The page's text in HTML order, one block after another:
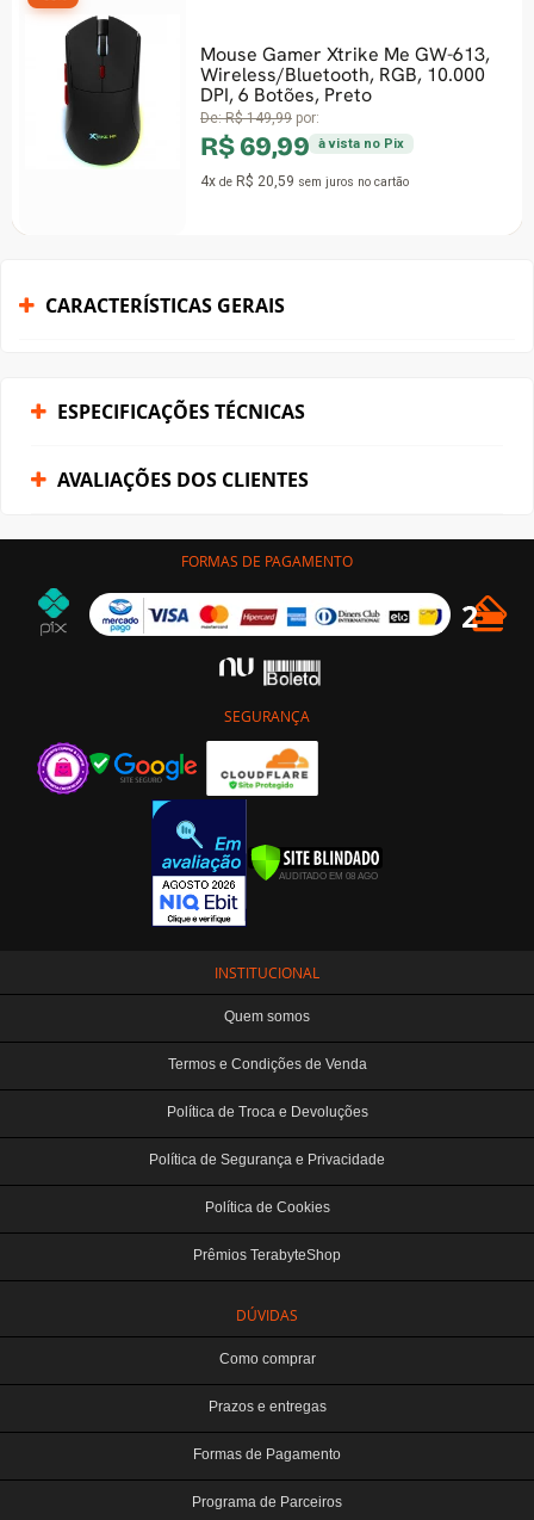
Mouse Gamer Xtrike Me GW-613,
Wireless/Bluetooth, RGB, 10.000
DPI, 6 Botões, Preto
De:R$ 149,99por:
R$ 69,99 à vista no Pix
4xde R$ 20,59 sem juros no cartão
CARACTERÍSTICAS GERAIS
ESPECIFICAÇÕES TÉCNICAS
AVALIAÇÕES DOS CLIENTES
FORMAS DE PAGAMENTO
SEGURANÇA
INSTITUCIONAL
Quem somos
Termos e Condições de Venda
Política de Troca e Devoluções
Política de Segurança e Privacidade
Política de Cookies
Prêmios TerabyteShop
DÚVIDAS
Como comprar
Prazos e entregas
Formas de Pagamento
Programa de Parceiros